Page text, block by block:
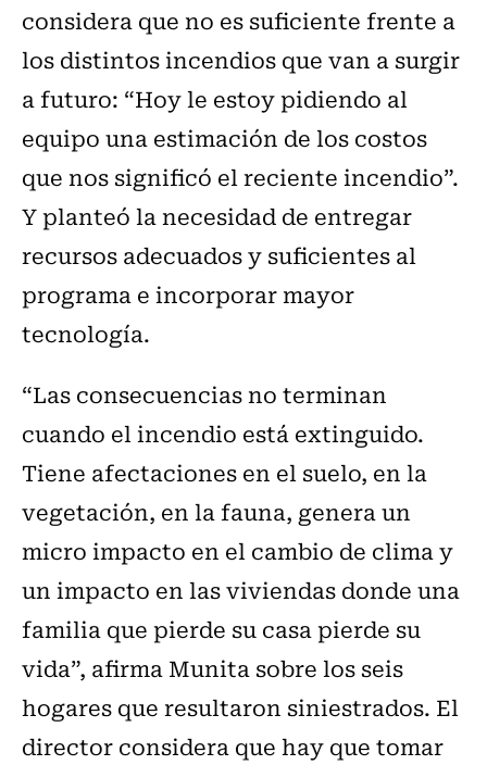
considera que no es suficiente frente a
los distintos incendios que van a surgir
a futuro: “Hoy le estoy pidiendo al
equipo una estimación de los costos
que nos significó el reciente incendio”.
Y planteó la necesidad de entregar
recursos adecuados y suficientes al
programa e incorporar mayor
tecnología.
“Las consecuencias no terminan
cuando el incendio está extinguido.
Tiene afectaciones en el suelo, en la
vegetación, en la fauna, genera un
micro impacto en el cambio de clima y
un impacto en las viviendas donde una
familia que pierde su casa pierde su
vida”, afirma Munita sobre los seis
hogares que resultaron siniestrados. El
director considera que hay que tomar